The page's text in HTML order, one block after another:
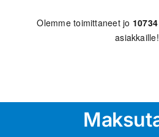
Olemme toimittaneet jo 10734
asiakkaille!